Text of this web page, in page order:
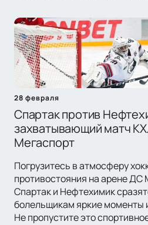
28 февраля
Спартак против
захватывающий матч
Мегаспорт
Погрузитесь в атмосферу
противостояния на арене ДС
Спартак и Нефтехимик
болельщикам яркие моменты
Не пропустите это